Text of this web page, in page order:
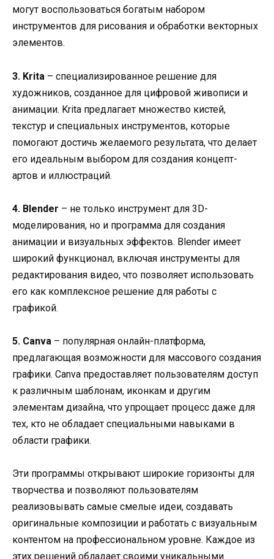
могут воспользоваться богатым набором
инструментов для рисования и обработки векторных
элементов.
3. Krita – специализированное решение для
художников, созданное для цифровой живописи и
анимации. Krita предлагает множество кистей,
текстур и специальных инструментов, которые
помогают достичь желаемого результата, что делает
его идеальным выбором для создания концепт-
артов и иллюстраций.
4. Blender – не только инструмент для 3D-
моделирования, но и программа для создания
анимации и визуальных эффектов. Blender имеет
широкий функционал, включая инструменты для
редактирования видео, что позволяет использовать
его как комплексное решение для работы с
графикой.
5. Canva – популярная онлайн-платформа,
предлагающая возможности для массового создания
графики. Canva предоставляет пользователям доступ
к различным шаблонам, иконкам и другим
элементам дизайна, что упрощает процесс даже для
тех, кто не обладает специальными навыками в
области графики.
Эти программы открывают широкие горизонты для
творчества и позволяют пользователям
реализовывать самые смелые идеи, создавать
оригинальные композиции и работать с визуальным
контентом на профессиональном уровне. Каждое из
этих решений обладает своими уникальными